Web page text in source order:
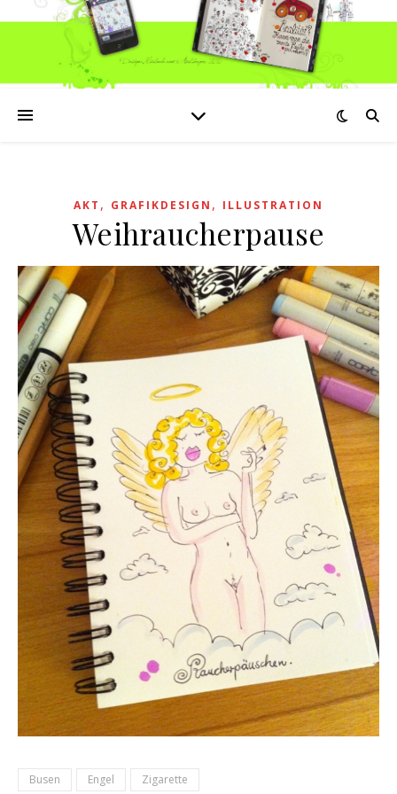
AKT , GRAFIKDESIGN , ILLUSTRATION
Weihraucherpause
Busen Engel Zigarette